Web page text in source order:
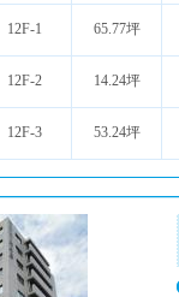
12F-1 65.77坪
12F-2 14.24坪
12F-3 53.24坪